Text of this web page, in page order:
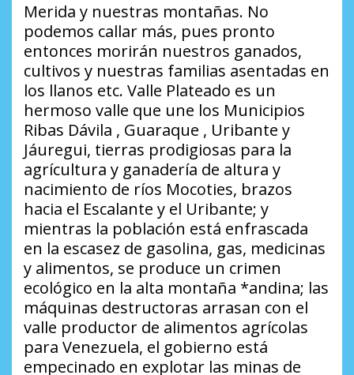
Merida y nuestras montañas. No
podemos callar más, pues pronto
entonces morirán nuestros ganados,
cultivos y nuestras familias asentadas en
los llanos etc. Valle Plateado es un
hermoso valle que une los Municipios
Ribas Dávila , Guaraque , Uribante y
Jáuregui, tierras prodigiosas para la
agrícultura y ganadería de altura y
nacimiento de ríos Mocoties, brazos
hacia el Escalante y el Uribante; y
mientras la población está enfrascada
en la escasez de gasolina, gas, medicinas
y alimentos, se produce un crimen
ecológico en la alta montaña *andina; las
máquinas destructoras arrasan con el
valle productor de alimentos agrícolas
para Venezuela, el gobierno está
empecinado en explotar las minas de